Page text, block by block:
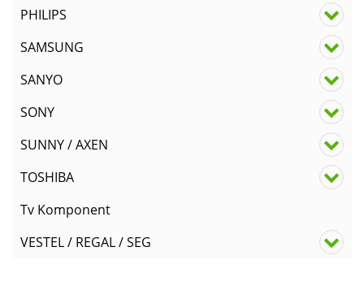
PHILIPS
SAMSUNG
SANYO
SONY
SUNNY / AXEN
TOSHIBA
Tv Komponent
VESTEL / REGAL / SEG